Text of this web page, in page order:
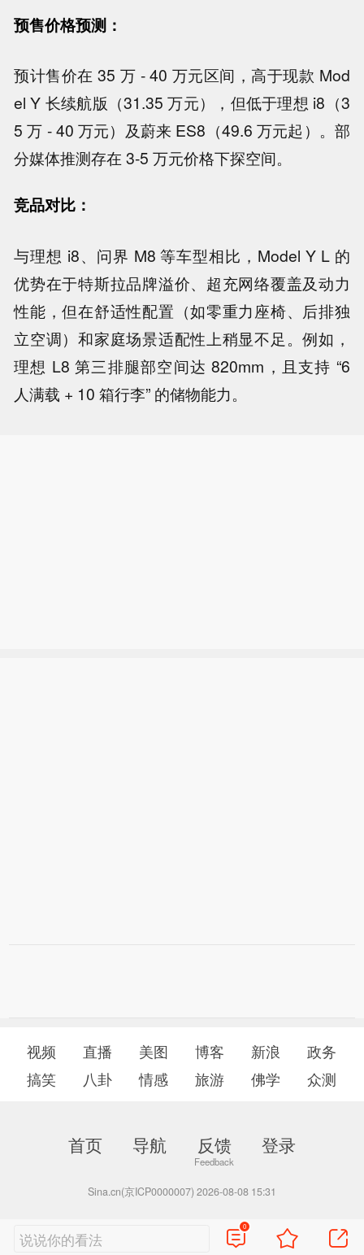
预售价格预测：
预计售价在 35 万 - 40 万元区间，高于现款 Mod
el Y 长续航版（31.35 万元），但低于理想 i8（3
5 万 - 40 万元）及蔚来 ES8（49.6 万元起）。部
分媒体推测存在 3-5 万元价格下探空间。
竞品对比：
与理想 i8、问界 M8 等车型相比，Model Y L 的
优势在于特斯拉品牌溢价、超充网络覆盖及动力
性能，但在舒适性配置（如零重力座椅、后排独
立空调）和家庭场景适配性上稍显不足。例如，
理想 L8 第三排腿部空间达 820mm，且支持 “6
人满载 + 10 箱行李” 的储物能力。
视频 直播 美图 博客 新浪
政务
搞笑
八卦 情感 旅游 佛学 众测
首页 导航 反馈 登录
Sina.cn(京ICP0000007) 2026-08-08 15:31
说说你的看法
0